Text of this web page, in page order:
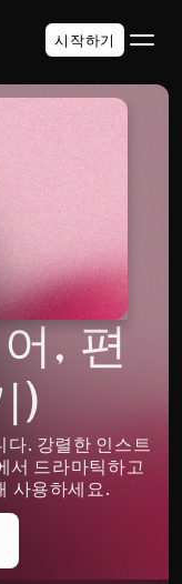
, 편
)
다. 강렬한 인스트
서 드라마틱하고
사용하세요.
시작하기